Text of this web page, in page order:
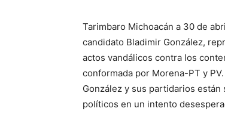
Tarimbaro Michoacán a 30 de
candidato Bladimir González,
actos vandálicos contra los
conformada por Morena-PT y PV.
González y sus partidarios
políticos en un intento